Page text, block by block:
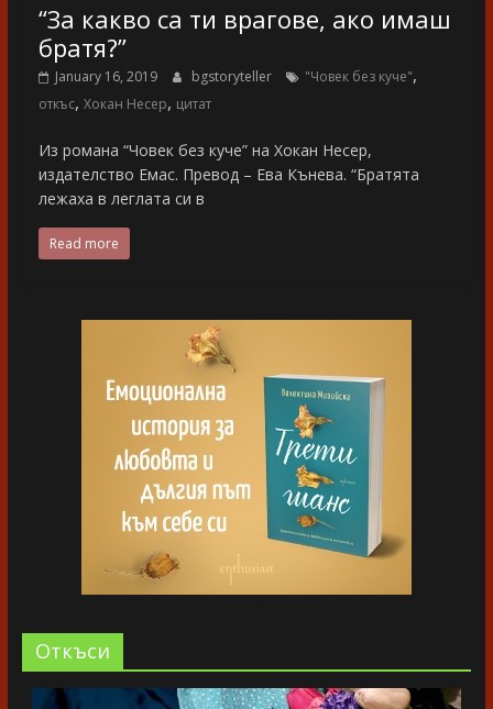
“За какво са ти врагове, ако имаш
братя?”
January 16, 2019 bgstoryteller "Човек без куче",
откъс, Хокан Несер, цитат
Из романа “Човек без куче” на Хокан Несер,
издателство Емас. Превод – Ева Кънева. “Братята
лежаха в леглата си в
Read more
Oткъси